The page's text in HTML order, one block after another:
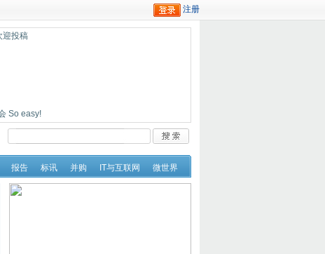
迎投稿
So easy!
报告 标讯 并购 IT与互联网 微世界